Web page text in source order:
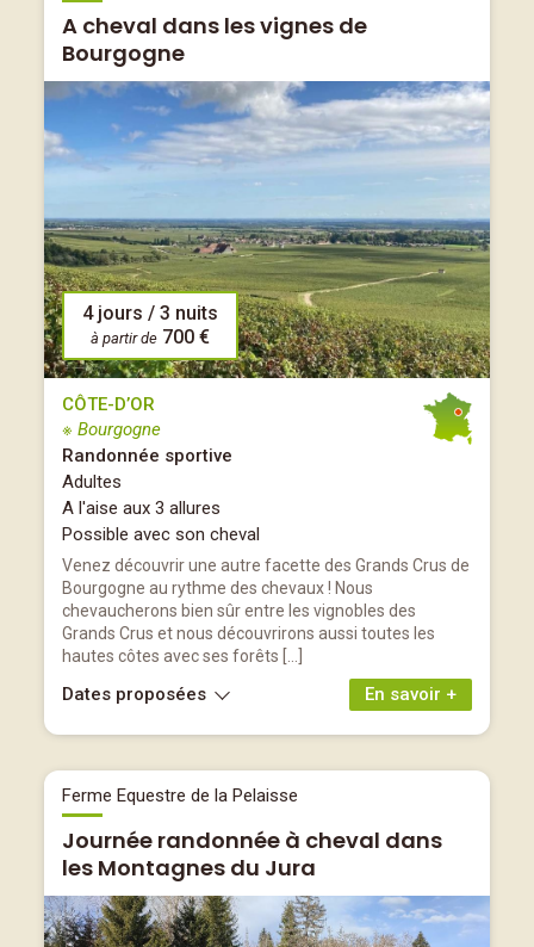
A cheval dans les vignes de
Bourgogne
4 jours / 3 nuits
à partir de 700 €
CÔTE-D’OR
※ Bourgogne
Randonnée sportive
Adultes
A l'aise aux 3 allures
Possible avec son cheval
Venez découvrir une autre facette des Grands Crus de
Bourgogne au rythme des chevaux ! Nous
chevaucherons bien sûr entre les vignobles des
Grands Crus et nous découvrirons aussi toutes les
hautes côtes avec ses forêts […]
En savoir +
Dates proposées
Ferme Equestre de la Pelaisse
Journée randonnée à cheval dans
les Montagnes du Jura